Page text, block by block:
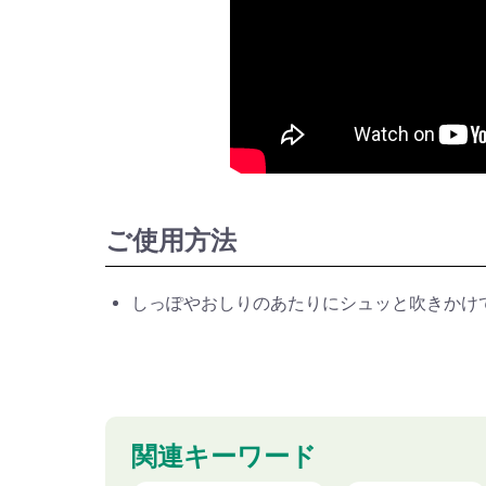
ご使用方法
しっぽやおしりのあたりにシュッと吹きかけ
関連キーワード